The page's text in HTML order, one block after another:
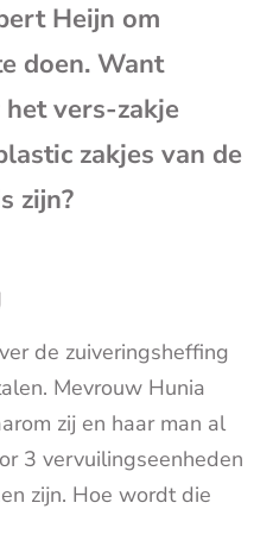
Heijn om
doen. Want
vers-zakje
zakjes van de
zijn?
de zuiveringsheffing
Mevrouw Hunia
zij en haar man al
3 vervuilingseenheden
zijn. Hoe wordt die